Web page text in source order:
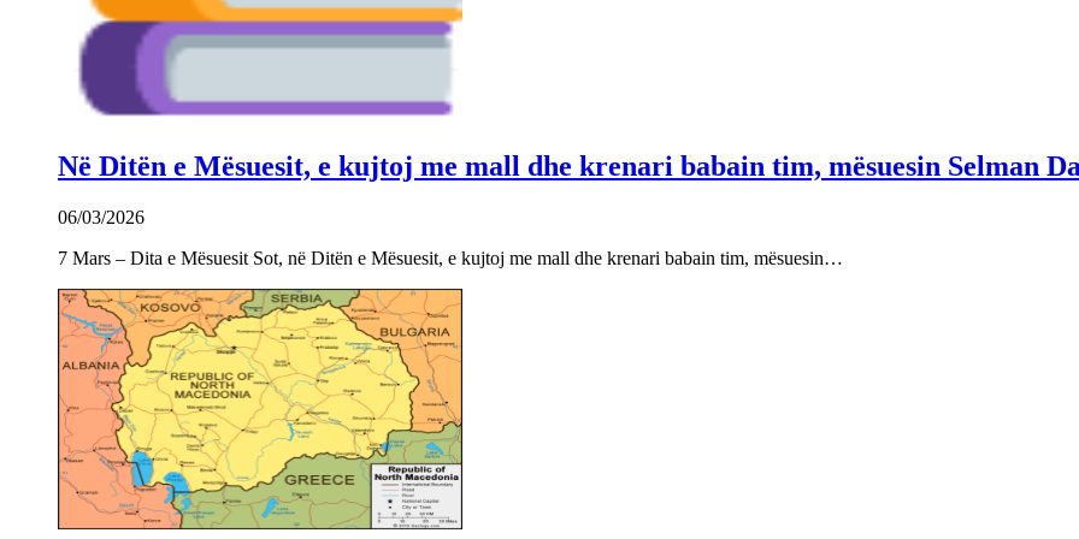
Në Ditën e Mësuesit, e kujtoj me mall dhe krenari babain tim, mësuesin Selman
06/03/2026
7 Mars – Dita e Mësuesit Sot, në Ditën e Mësuesit, e kujtoj me mall dhe krenari babain tim, mësuesin…